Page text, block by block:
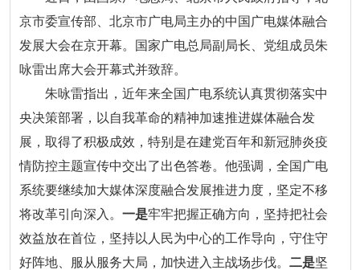
京市委宣传部、北京市广电局主办的中国广电媒体融合
发展大会在京开幕。国家广电总局副局长、党组成员朱
咏雷出席大会开幕式并致辞。
朱咏雷指出，近年来全国广电系统认真贯彻落实中
央决策部署，以自我革命的精神加速推进媒体融合发
展，取得了积极成效，特别是在建党百年和新冠肺炎疫
情防控主题宣传中交出了出色答卷。他强调，全国广电
系统要继续加大媒体深度融合发展推进力度，坚定不移
将改革引向深入。一是牢牢把握正确方向，坚持把社会
效益放在首位，坚持以人民为中心的工作导向，守住守
好阵地、服从服务大局，加快进入主战场步伐。二是坚